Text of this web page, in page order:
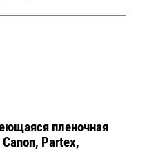
пленочная
Partex,